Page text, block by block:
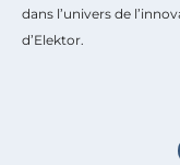
dans l’univers de
d’Elektor.